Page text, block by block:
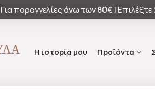
παραγγελίες άνω των80€ |Επιλέξτε
Η ιστορία μου Προϊόντα